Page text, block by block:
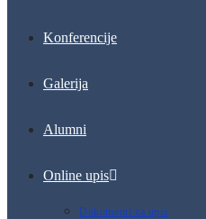
Konferencije
Galerija
Alumni
Online upis
Dokumenti za upis